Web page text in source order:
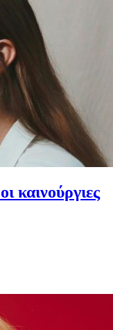
καινούργιες